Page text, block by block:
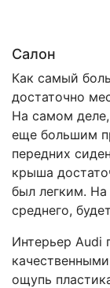
Салон
Как самый
достаточно
На самом
еще большим
передних
крыша
был легким. На
среднего,
Интерьер Audi
ощупь